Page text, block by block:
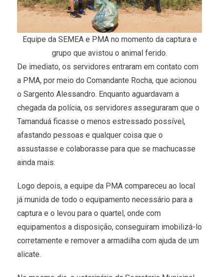
Equipe da SEMEA e PMA no momento da captura e
grupo que avistou o animal ferido.
De imediato, os servidores entraram em contato com
a PMA, por meio do Comandante Rocha, que acionou
o Sargento Alessandro. Enquanto aguardavam a
chegada da polícia, os servidores asseguraram que o
Tamanduá ficasse o menos estressado possível,
afastando pessoas e qualquer coisa que o
assustasse e colaborasse para que se machucasse
ainda mais.
Logo depois, a equipe da PMA compareceu ao local
já munida de todo o equipamento necessário para a
captura e o levou para o quartel, onde com
equipamentos a disposição, conseguiram imobilizá-lo
corretamente e remover a armadilha com ajuda de um
alicate.